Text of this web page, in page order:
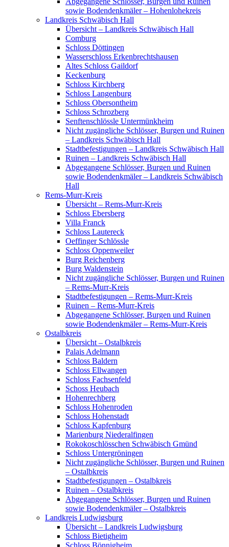
sowie Bodendenkmäler – Hohenlohekreis
Landkreis Schwäbisch Hall
Übersicht – Landkreis Schwäbisch Hall
Comburg
Schloss Döttingen
Wasserschloss Erkenbrechtshausen
Altes Schloss Gaildorf
Keckenburg
Schloss Kirchberg
Schloss Langenburg
Schloss Obersontheim
Schloss Schrozberg
Senftenschlössle Untermünkheim
Nicht zugängliche Schlösser, Burgen und Ruinen
– Landkreis Schwäbisch Hall
Stadtbefestigungen – Landkreis Schwäbisch Hall
Ruinen – Landkreis Schwäbisch Hall
Abgegangene Schlösser, Burgen und Ruinen
sowie Bodendenkmäler – Landkreis Schwäbisch
Hall
Rems-Murr-Kreis
Übersicht – Rems-Murr-Kreis
Schloss Ebersberg
Villa Franck
Schloss Lautereck
Oeffinger Schlössle
Schloss Oppenweiler
Burg Reichenberg
Burg Waldenstein
Nicht zugängliche Schlösser, Burgen und Ruinen
– Rems-Murr-Kreis
Stadtbefestigungen – Rems-Murr-Kreis
Ruinen – Rems-Murr-Kreis
Abgegangene Schlösser, Burgen und Ruinen
sowie Bodendenkmäler – Rems-Murr-Kreis
Ostalbkreis
Übersicht – Ostalbkreis
Palais Adelmann
Schloss Baldern
Schloss Ellwangen
Schloss Fachsenfeld
Schoss Heubach
Hohenrechberg
Schloss Hohenroden
Schloss Hohenstadt
Schloss Kapfenburg
Marienburg Niederalfingen
Rokokoschlösschen Schwäbisch Gmünd
Schloss Untergröningen
Nicht zugängliche Schlösser, Burgen und Ruinen
– Ostalbkreis
Stadtbefestigungen – Ostalbkreis
Ruinen – Ostalbkreis
Abgegangene Schlösser, Burgen und Ruinen
sowie Bodendenkmäler – Ostalbkreis
Landkreis Ludwigsburg
Übersicht – Landkreis Ludwigsburg
Schloss Bietigheim
Schloss Bönnigheim